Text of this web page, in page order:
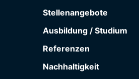
Stellenangebote
Ausbildung / Studium
Referenzen
Nachhaltigkeit